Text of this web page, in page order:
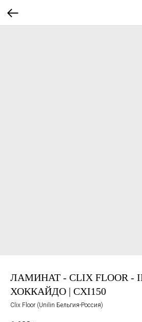
ЛАМИНАТ - CLIX FLOOR -
ХОККАЙДО | CXI150
Clix Floor (Unilin Бельгия-Россия)